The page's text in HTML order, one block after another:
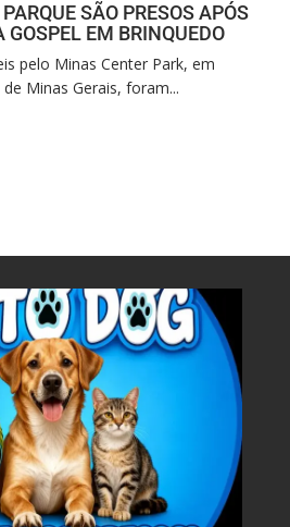
SÃO PRESOS APÓS
GOSPEL EM BRINQUEDO
pelo Minas Center Park, em
Minas Gerais, foram...